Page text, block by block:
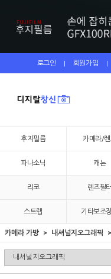
로그인 | 회원가입 |
후지필름 카메라/
파나소닉 캐논
리코 렌즈필터
스트랩 기타보조
카메라 가방 내셔널지오그래픽